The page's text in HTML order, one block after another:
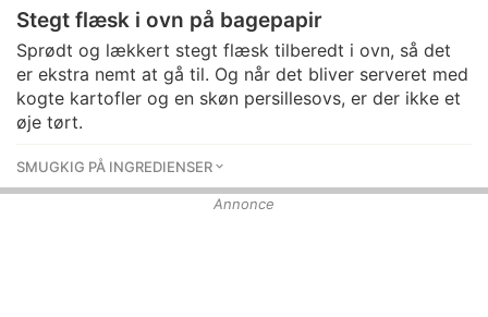
Stegt flæsk i ovn på bagepapir
Sprødt og lækkert stegt flæsk tilberedt i ovn, så det
er ekstra nemt at gå til. Og når det bliver serveret med
kogte kartofler og en skøn persillesovs, er der ikke et
øje tørt.
SMUGKIG PÅ INGREDIENSER
Annonce